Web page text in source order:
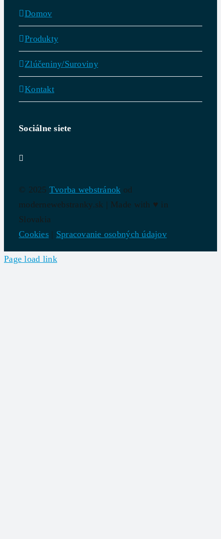
Domov
Produkty
Zlúčeniny/Suroviny
Kontakt
Sociálne siete
© 2025 Tvorba webstránok od
modernewebstranky.sk | Made with ♥ in
Slovakia
Cookies | Spracovanie osobných údajov
Page load link